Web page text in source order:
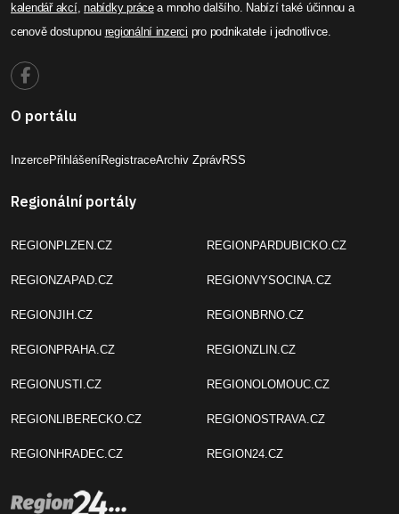
kalendář akcí,nabídky prácea mnoho dalšího. Nabízí také účinnou a
cenově dostupnou regionální inzerci pro podnikatele i jednotlivce.
O portálu
InzercePřihlášeníRegistraceArchiv ZprávRSS
Regionální portály
REGIONPLZEN.CZ
REGIONZAPAD.CZ
REGIONJIH.CZ
REGIONPRAHA.CZ
REGIONUSTI.CZ
REGIONLIBERECKO.CZ
REGIONHRADEC.CZ
REGIONPARDUBICKO.CZ
REGIONVYSOCINA.CZ
REGIONBRNO.CZ
REGIONZLIN.CZ
REGIONOLOMOUC.CZ
REGIONOSTRAVA.CZ
REGION24.CZ